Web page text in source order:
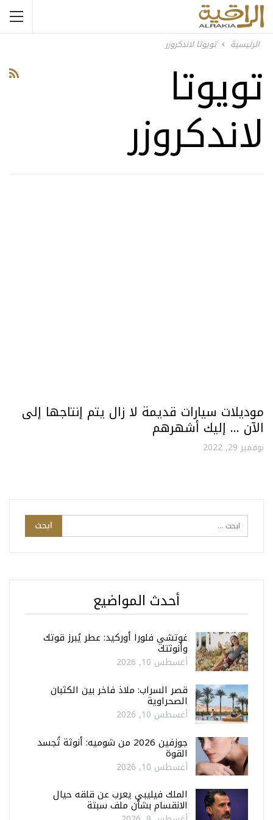
الرئيسية تويوتا لاندكروزر
تويوتا
لاندكروزر
موديلات سيارات قديمة لا زال يتم إنتاجها إلى
الآن … إليك أشهرهم
نوفمبر 29, 2022
أحدث المواضيع
غوتشي فلورا أوركيد: عطر يُبرز قوتك
وأنوثتك
أغسطس 10, 2026
قصر السراب: ملاذ فاخر بين الكثبان
الصحراوية
أغسطس 10, 2026
جوزفين 2026 من شوميه: أنوثة تُجسد
القوة
أغسطس 10, 2026
الملك فيليبي يعرب عن قلقه حيال
الانقسام بشأن ملف سبتة